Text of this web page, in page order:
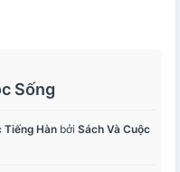
Sống
Tiếng Hàn bởi Sách Và Cuộc